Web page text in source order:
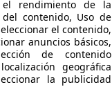
rendimiento de la
contenido, Uso de
el contenido,
anuncios básicos,
de contenido
geográfica
la publicidad